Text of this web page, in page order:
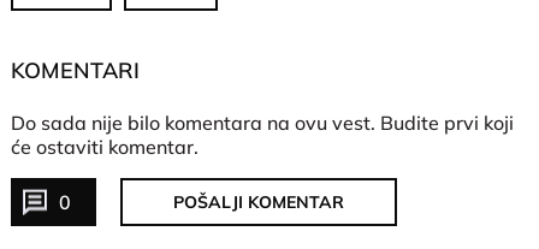
KOMENTARI
Do sada nije bilo komentara na ovu vest. Budite prvi koji
će ostaviti komentar.
0 POŠALJI KOMENTAR